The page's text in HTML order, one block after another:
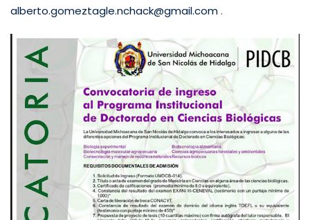
alberto.gomeztagle.nchack@gmail.com.